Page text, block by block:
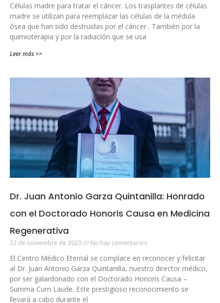
Células madre para tratar el cáncer. Los trasplantes de células
madre se utilizan para reemplazar las células de la médula
ósea que han sido destruidas por el cáncer . También por la
quimioterapia y por la radiación que se usa
Leer más >>
Dr. Juan Antonio Garza Quintanilla: Honrado
con el Doctorado Honoris Causa en Medicina
Regenerativa
22 de noviembre de 2023 No hay comentarios
El Centro Médico Eternal se complace en reconocer y felicitar
al Dr. Juan Antonio Garza Quintanilla, nuestro director médico,
por ser galardonado con el Doctorado Honoris Causa –
Summa Cum Laude. Este prestigioso reconocimiento se
llevará a cabo durante el